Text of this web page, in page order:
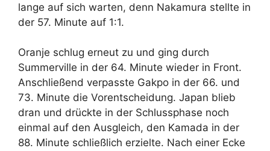
lange auf sich warten, denn Nakamura stellte in
der 57. Minute auf 1:1.
Oranje schlug erneut zu und ging durch
Summerville in der 64. Minute wieder in Front.
Anschließend verpasste Gakpo in der 66. und
73. Minute die Vorentscheidung. Japan blieb
dran und drückte in der Schlussphase noch
einmal auf den Ausgleich, den Kamada in der
88. Minute schließlich erzielte. Nach einer Ecke